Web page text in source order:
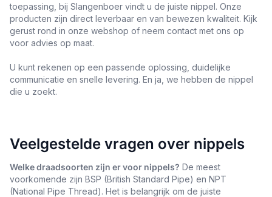
toepassing, bij Slangenboer vindt u de juiste nippel. Onze
producten zijn direct leverbaar en van bewezen kwaliteit. Kijk
gerust rond in onze webshop of neem contact met ons op
voor advies op maat.
U kunt rekenen op een passende oplossing, duidelijke
communicatie en snelle levering. En ja, we hebben de nippel
die u zoekt.
Veelgestelde vragen over nippels
Welke draadsoorten zijn er voor nippels? De meest
voorkomende zijn BSP (British Standard Pipe) en NPT
(National Pipe Thread). Het is belangrijk om de juiste